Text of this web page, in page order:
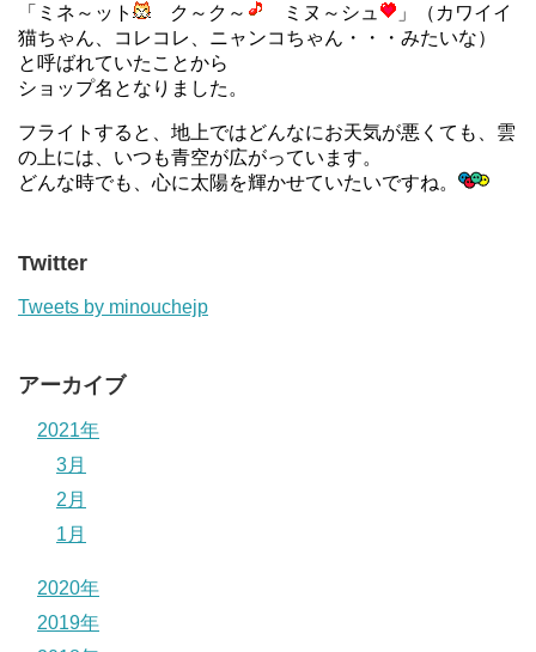
「ミネ～ット
ク～ク～ ミヌ～シュ
」（カワイイ
猫ちゃん、コレコレ、ニャンコちゃん・・・みたいな）
と呼ばれていたことから
ショップ名となりました。
フライトすると、地上ではどんなにお天気が悪くても、雲
の上には、いつも青空が広がっています。
どんな時でも、心に太陽を輝かせていたいですね。
Twitter
Tweets by minouchejp
アーカイブ
2021年
3月
2月
1月
2020年
2019年